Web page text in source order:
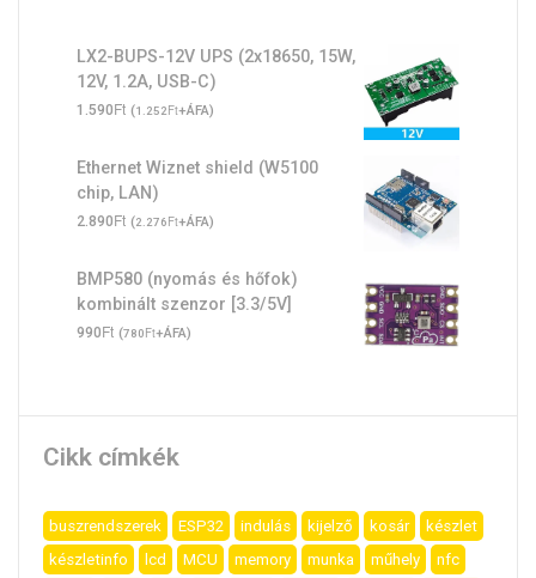
LX2-BUPS-12V UPS (2x18650, 15W,
12V, 1.2A, USB-C)
1.590Ft (1.252Ft+ÁFA)
Ethernet Wiznet shield (W5100
chip, LAN)
2.890Ft (2.276Ft+ÁFA)
BMP580 (nyomás és hőfok)
kombinált szenzor [3.3/5V]
990Ft (780Ft+ÁFA)
Cikk címkék
buszrendszerek ESP32 indulás kijelző kosár
készlet
készletinfo
lcd MCU memory munka műhely
nfc